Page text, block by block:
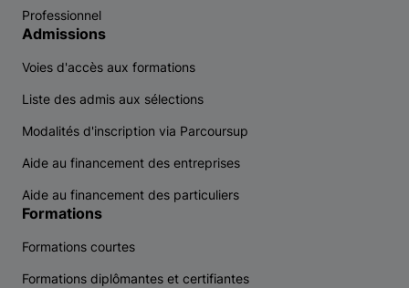
Professionnel
Admissions
Voies d'accès aux formations
Liste des admis aux sélections
Modalités d'inscription via Parcoursup
Aide au financement des entreprises
Aide au financement des particuliers
Formations
Formations courtes
Formations diplômantes et certifiantes